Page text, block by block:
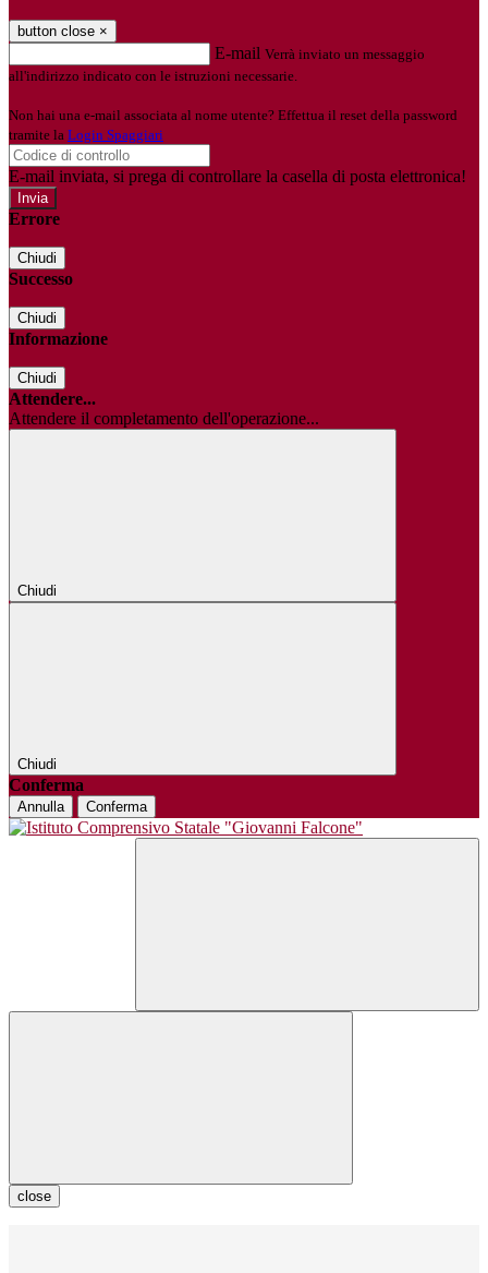
button close ×
E-mail Verrà inviato un messaggio
all'indirizzo indicato con le istruzioni necessarie.
Non hai una e-mail associata al nome utente? Effettua il reset della password
tramite la Login Spaggiari
E-mail inviata, si prega di controllare la casella di posta elettronica!
Errore
Chiudi
Successo
Chiudi
Informazione
Chiudi
Attendere...
Attendere il completamento dell'operazione...
Chiudi
Chiudi
Conferma
Annulla Conferma
close